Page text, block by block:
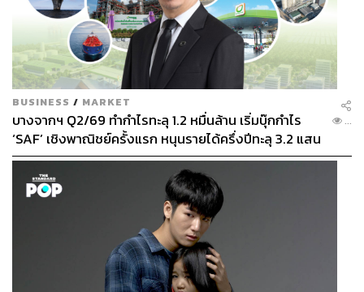
BUSINESS / MARKET
บางจากฯ Q2/69 ทำกำไรทะลุ 1.2 หมื่นล้าน เริ่มบุ๊กกำไร
‘SAF’ เชิงพาณิชย์ครั้งแรก หนุนรายได้ครึ่งปีทะลุ 3.2 แสน
ล้าน
...